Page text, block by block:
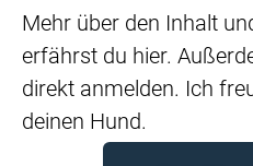
Mehr über den Inhalt
erfährst du hier.
direkt anmelden. Ich
deinen Hund.